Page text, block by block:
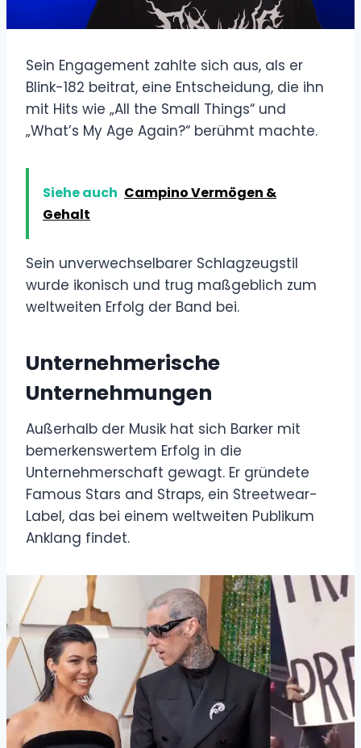
Sein Engagement zahlte sich aus, als er
Blink-182 beitrat, eine Entscheidung, die ihn
mit Hits wie „All the Small Things“ und
„What’s My Age Again?“ berühmt machte.
Siehe auch Campino Vermögen &
Gehalt
Sein unverwechselbarer Schlagzeugstil
wurde ikonisch und trug maßgeblich zum
weltweiten Erfolg der Band bei.
Unternehmerische
Unternehmungen
Außerhalb der Musik hat sich Barker mit
bemerkenswertem Erfolg in die
Unternehmerschaft gewagt. Er gründete
Famous Stars and Straps, ein Streetwear-
Label, das bei einem weltweiten Publikum
Anklang findet.